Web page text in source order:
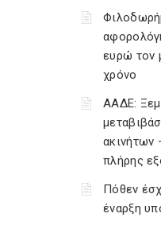
ευρώ τον
χρόνο
ΑΑΔΕ:
ακινήτων
πλήρης
Πόθεν
έναρξη